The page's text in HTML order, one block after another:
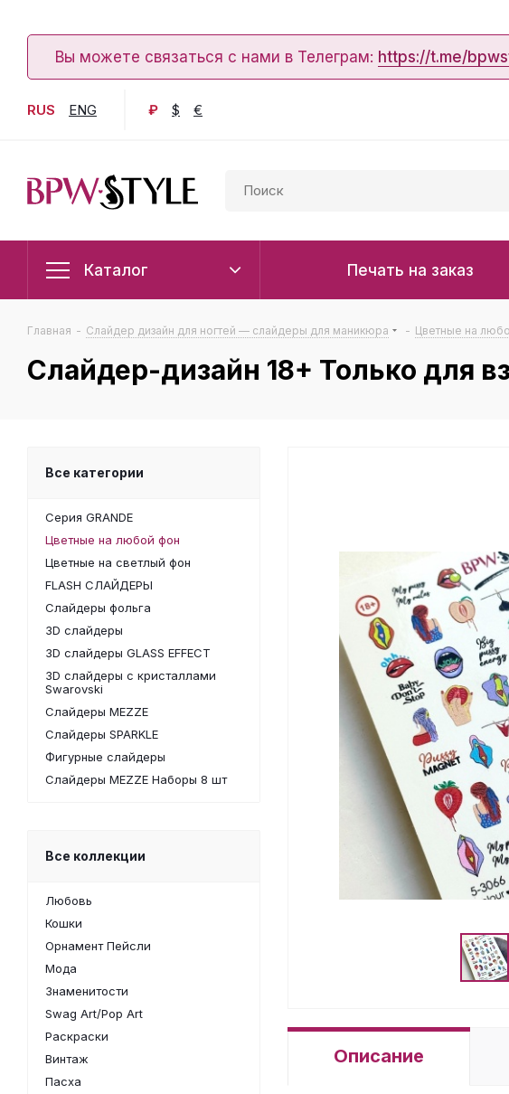
Вы можете связаться с нами в Телеграм: https://t.me/
RUS ENG ₽ $ €
Каталог Печать на заказ
Главная - Слайдер дизайн для ногтей — слайдеры для маникюра - Цветные на
Слайдер-дизайн 18+ Только для
Описание
Все категории
Серия GRANDE
Цветные на любой фон
Цветные на светлый фон
FLASH СЛАЙДЕРЫ
Слайдеры фольга
3D слайдеры
3D слайдеры GLASS EFFECT
3D слайдеры с кристаллами
Swarovski
Слайдеры MEZZE
Слайдеры SPARKLE
Фигурные слайдеры
Слайдеры MEZZE Наборы 8 шт
Все коллекции
Любовь
Кошки
Орнамент Пейсли
Мода
Знаменитости
Swag Art/Pop Art
Раскраски
Винтаж
Пасха